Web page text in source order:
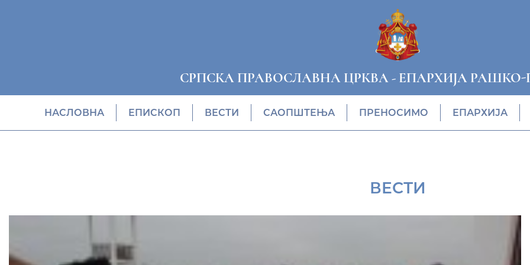
СРПСКА ПРАВОСЛАВНА ЦРКВА- ЕПАРХИЈА
НАСЛОВНА EПИСКОП ВЕСТИ САОПШТЕЊА ПРЕНОСИМО ЕПАРХИЈА
ВЕСТИ